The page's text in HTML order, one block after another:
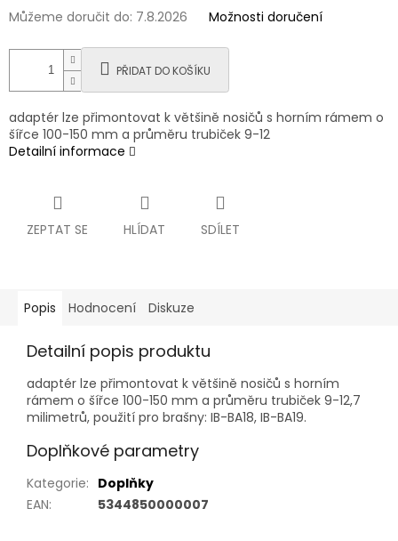
Můžeme doručit do: 7.8.2026 Možnosti doručení
PŘIDAT DO KOŠÍKU
adaptér lze přimontovat k většině nosičů s horním rámem o
šířce 100-150 mm a průměru trubiček 9-12
Detailní informace
ZEPTAT SE HLÍDAT SDÍLET
Popis Hodnocení Diskuze
Detailní popis produktu
adaptér lze přimontovat k většině nosičů s horním
rámem o šířce 100-150 mm a průměru trubiček 9-12,7
milimetrů, použití pro brašny: IB-BA18, IB-BA19.
Doplňkové parametry
Kategorie: Doplňky
EAN: 5344850000007